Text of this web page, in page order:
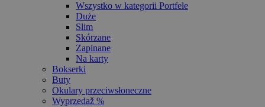
Wszystko w kategorii Portfele
Duże
Slim
Skórzane
Zapinane
Na karty
Bokserki
Buty
Okulary przeciwsłoneczne
Wyprzedaž %